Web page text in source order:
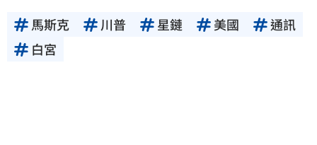
馬斯克 川普 星鏈 美國
通訊
白宮